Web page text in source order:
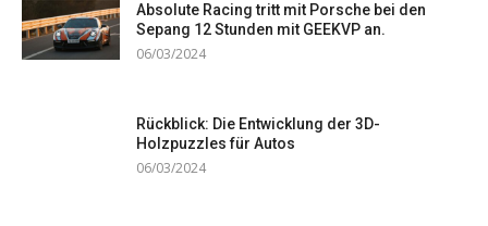
Absolute Racing tritt mit Porsche bei den
Sepang 12 Stunden mit GEEKVP an.
06/03/2024
Rückblick: Die Entwicklung der 3D-
Holzpuzzles für Autos
06/03/2024